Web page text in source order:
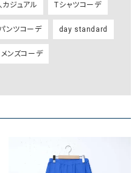
カジュアル Tシャツコーデ
ンツコーデ day standard
メンズコーデ